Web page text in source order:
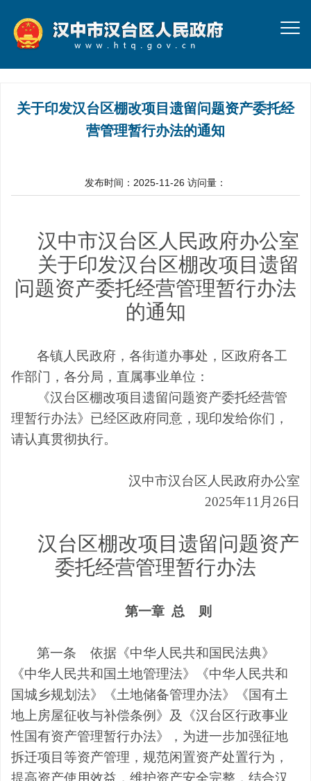
关于印发汉台区棚改项目遗留问题资产委托经
营管理暂行办法的通知
发布时间：2025-11-26 访问量：
汉中市汉台区人民政府办公室
关于印发汉台区棚改项目遗留
问题资产委托经营管理暂行办法
的通知
各镇人民政府，各街道办事处，区政府各工
作部门，各分局，直属事业单位 ：
《汉台区棚改项目遗留问题资产委托经营管
理暂行办法》已经区政府同意，现印发给你们，
请认真贯彻执行。
汉中市汉台区 人民政府办公室
2025年11 月 26 日
汉台区棚改项目遗留问题资产
委托经营管理暂行办法
第一章 总 则
第一条 依据 《中华人民共和国 民法典》
《中华人民共和国土地管理法》《中华人民共和
国城乡规划法》《土地储备管理办法》《国有土
地上房屋征收与补偿条例》及《汉台区行政事业
性国有资产管理暂行办法》，为进一步加强征地
拆迁项目 等资产管理，规范闲置资产处置行为，
提高资产使用效益，维护资产安全完整，结合汉